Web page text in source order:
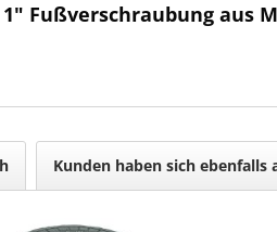
Fußverschraubung aus
Kunden haben sich ebenfalls